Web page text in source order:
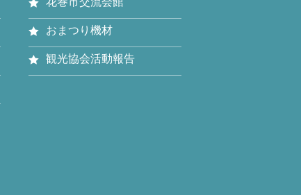
おまつり機材
観光協会活動報告